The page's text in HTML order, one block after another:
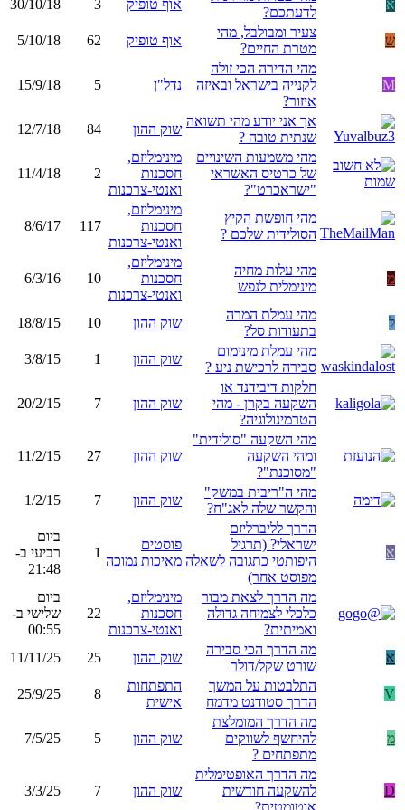
א
לדעתכם?
אוף טופיק 3
30/10/18
ש
צעיר ומבולבל, מהי
מטרת החיים?
אוף טופיק 62
5/10/18
M
מהי הדירה הכי זולה
לקנייה בישראל ובאיזה
איזור?
נדל"ן 5
15/9/18
אך אני יודע מהי תשואה
שנתית טובה ?
שוק ההון 84
12/7/18
מהי משמעות השינויים
של כרטיס האשראי
"ישראכרט"?
מינימליזם,
חסכנות
ואנטי-צרכנות
2
11/4/18
מהי חופשת הקיץ
הסולידית שלכם ?
מינימליזם,
חסכנות
ואנטי-צרכנות
117
8/6/17
מ
מהי עלות מחיה
מינימלית לנפש
מינימליזם,
חסכנות
ואנטי-צרכנות
10
6/3/16
ל
מהי עמלת המרה
בתעודות סל?
שוק ההון 10
18/8/15
מהי עמלת מינימום
סבירה לרכישת ניע ?
שוק ההון 1
3/8/15
חלקות דיבידנד או
השקעה בקרן - מהי
הטרמינולוגיה?
שוק ההון 7
20/2/15
מהי השקעה "סולידית"
ומהי השקעה
"מסוכנת"?
שוק ההון 27
11/2/15
מהי ה"ריבית במשק"
והקשר שלה לאג"ח?
שוק ההון 7
1/2/15
א
הדרך לליברליזם
ישראלי? (תרגיל
היפותטי כתגובה לשאלה
מפוסט אחר)
פוסטים
מאיכות נמוכה
1
ביום
רביעי ב-
21:48
מה הדרך לצאת מבור
כלכלי לצמיחה גדולה
ואמיתית?
מינימליזם,
חסכנות
ואנטי-צרכנות
22
ביום
שלישי ב-
00:55
א
מה הדרך הכי סבירה
שורט שקל/דולר
שוק ההון 25
11/11/25
V
התלבטות על המשך
הדרך סטודנט מדמח
התפתחות
אישית
8
25/9/25
מ
מה הדרך המומלצת
להיחשף לשווקים
מתפתחים ?
שוק ההון 5
7/5/25
D
מה הדרך האופטימלית
להשקעה חודשית
אוטומטית?
שוק ההון 7
3/3/25